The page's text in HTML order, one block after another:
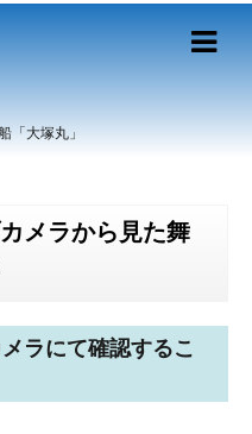
「大塚丸」
メラから見た舞
ラにて確認するこ